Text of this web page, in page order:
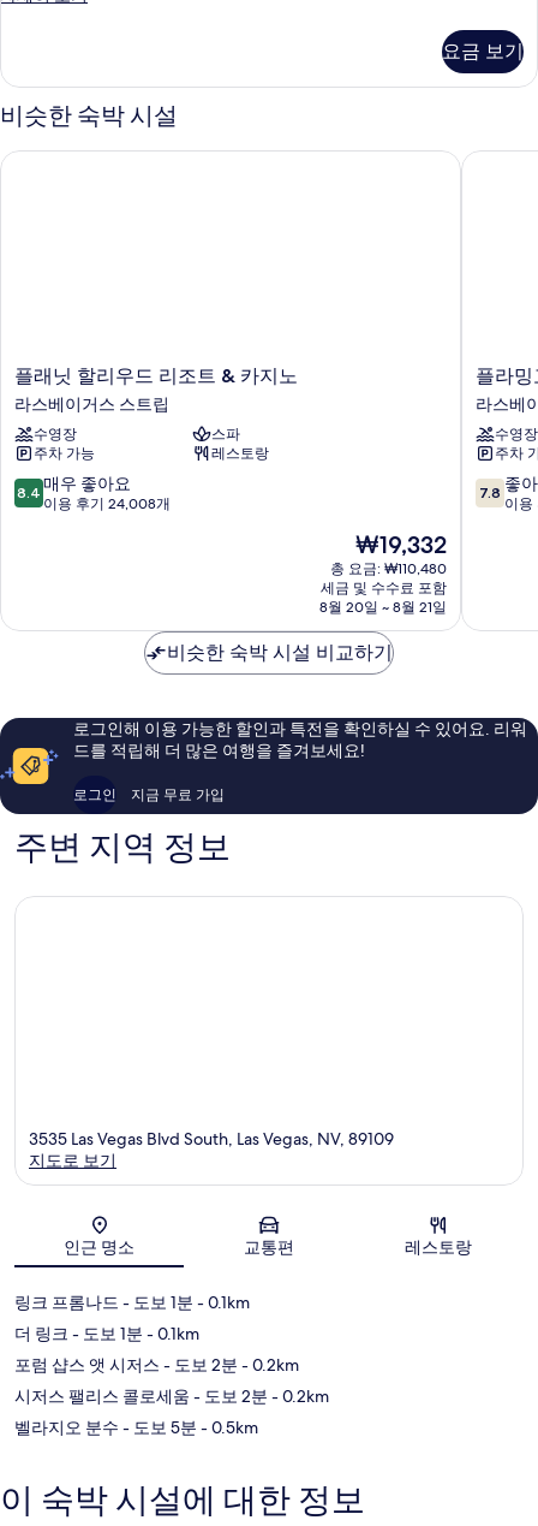
두
보
기
smoking
자
세
보
요금 보기
비슷한 숙박 시설
플
래
닛
할
리
우
드
지
베
거
스
립
플래닛 할리우드 리조트 & 카지노
라스베이거스 스트립
수영장
스파
주차 가능
레스토랑
10
점
매
요,
용
후
개
8.4 매우 좋아요
이용 후기 24,008개
현
재
요
금
₩19,332
₩19,332
총 요금: ₩110,480
세금 및 수수료 포함
8월 20일 ~ 8월 21일
플래닛 할리우드 리조트 & 카지노
플
라
밍
고
라
스
베
&
라
스
립
플라
라스베
수영장
주차
10
점
좋
용
후
7.8 좋
이용
플라밍
비슷한 숙박 시설 비교하기
로그인해 이용 가능한 할인과 특전을 확인하실 수 있어요. 리워
드를 적립해 더 많은 여행을 즐겨보세요!
로그인 지금 무료 가입
주변 지역 정보
지도
3535 Las Vegas Blvd South, Las Vegas, NV, 89109
지도로 보기
인근 명소 교통편 레스토랑
링크 프롬나드 - 도보 1분 - 0.1km
더 링크 - 도보 1분 - 0.1km
포럼 샵스 앳 시저스 - 도보 2분 - 0.2km
시저스 팰리스 콜로세움 - 도보 2분 - 0.2km
벨라지오 분수 - 도보 5분 - 0.5km
이 숙박 시설에 대한 정보